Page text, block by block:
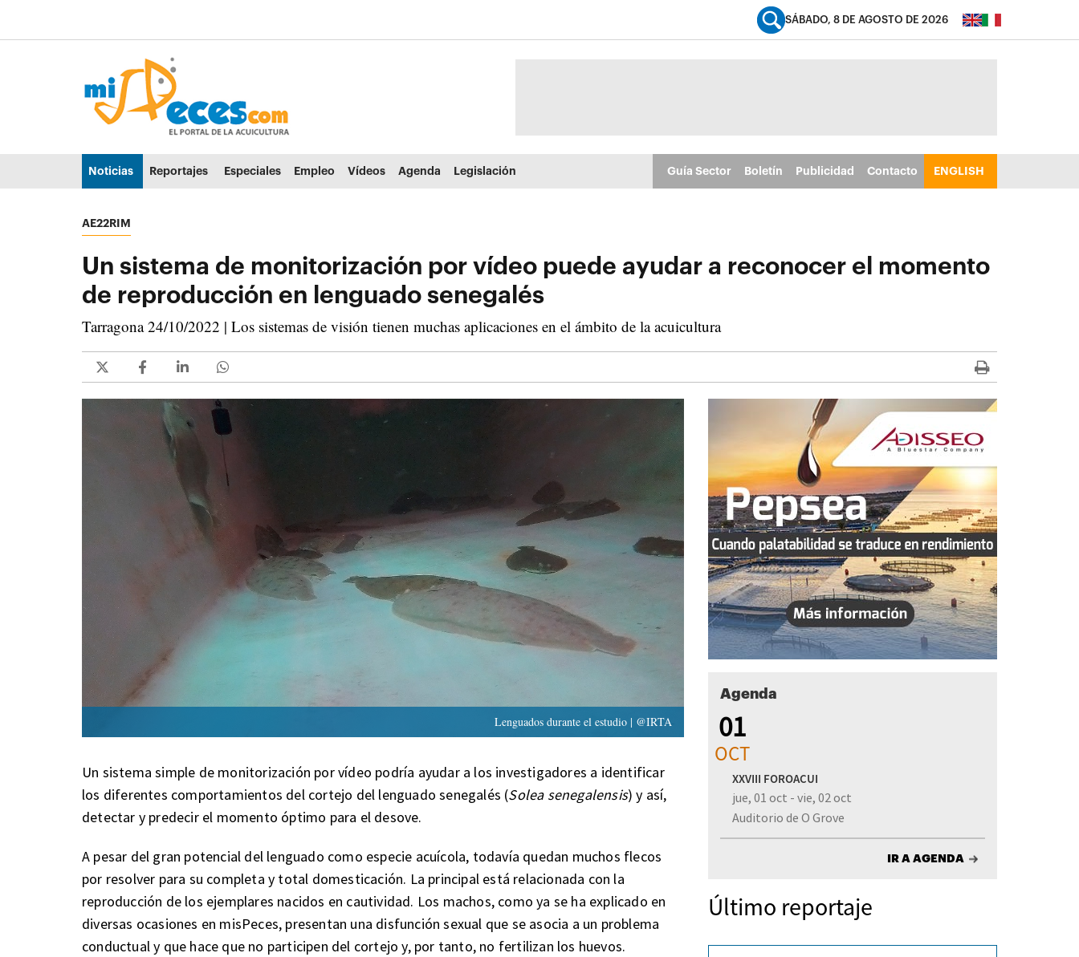
Ir al menú principal (alt + u)
SÁBADO, 8 DE AGOSTO DE 2026
Noticias Reportajes Especiales Empleo Vídeos Agenda Legislación Guía Sector Boletín Publicidad Contacto ENGLISH
AE22RIM
Un sistema de monitorización por vídeo puede ayudar a reconocer el momento
de reproducción en lenguado senegalés
Tarragona 24/10/2022 | Los sistemas de visión tienen muchas aplicaciones en el ámbito de la acuicultura
Lenguados durante el estudio | @IRTA
Un sistema simple de monitorización por vídeo podría ayudar a los investigadores a identificar
los diferentes comportamientos del cortejo del lenguado senegalés (Solea senegalensis) y así,
detectar y predecir el momento óptimo para el desove.
A pesar del gran potencial del lenguado como especie acuícola, todavía quedan muchos flecos
por resolver para su completa y total domesticación. La principal está relacionada con la
reproducción de los ejemplares nacidos en cautividad. Los machos, como ya se ha explicado en
diversas ocasiones en misPeces, presentan una disfunción sexual que se asocia a un problema
conductual y que hace que no participen del cortejo y, por tanto, no fertilizan los huevos.
Agenda
01
OCT
XXVIII FOROACUI
jue, 01 oct - vie, 02 oct
Auditorio de O Grove
IR A AGENDA
Último reportaje